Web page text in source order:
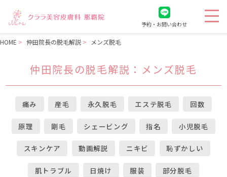
予約・お問い合わせ
HOME 仲田院長の脱毛解説 メンズ脱毛
仲田院長の脱毛解説 ：メンズ脱毛
痛み 産毛 永久脱毛 エステ脱毛 回数
原理 剛毛 シェービング 指名 小児脱毛
スキンケア 動画解説 ニキビ 恥ずかしい
肌トラブル 日焼け 服装 部分脱毛